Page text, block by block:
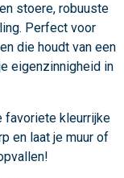
stoere, robuuste
Perfect voor
die houdt van een
eigenzinnigheid in
favoriete kleurrijke
en laat je muur of